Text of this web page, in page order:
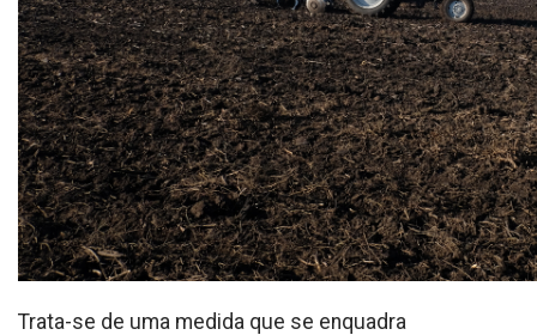
Trata-se de uma medida que se enquadra